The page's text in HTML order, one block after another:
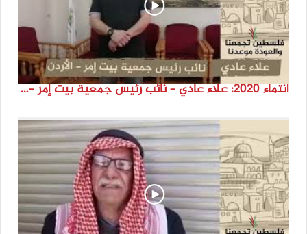
انتماء 2020: علاء عادي – نائب رئيس جمعية بيت إمر – الأردن